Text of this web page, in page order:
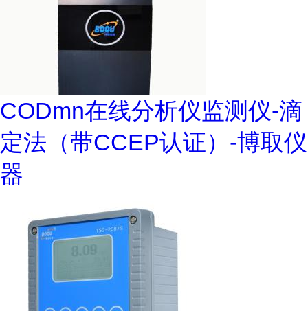
CODmn在线分析仪监测仪-滴
定法（带CCEP认证）-博取仪
器